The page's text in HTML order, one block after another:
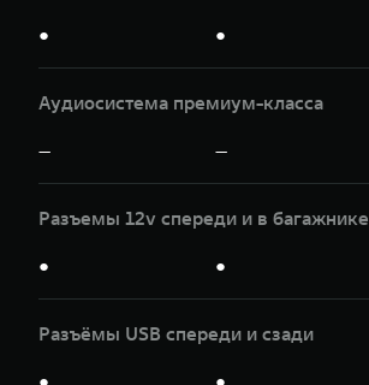
● ●
Аудиосистема премиум-класса
— —
Разъемы 12v спереди и в багажнике
● ●
Разъёмы USB спереди и сзади